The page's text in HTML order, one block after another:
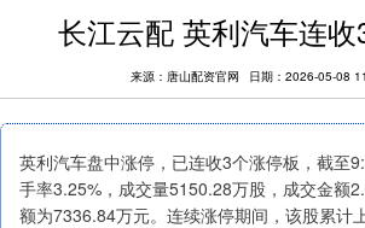
长江云配 英利汽车连收
来源：唐山配资官网 日期：2026-05-08
英利汽车盘中涨停，已连收3个涨停板，截至
手率3.25%，成交量5150.28万股，成交金额
额为7336.84万元。连续涨停期间，该股累计